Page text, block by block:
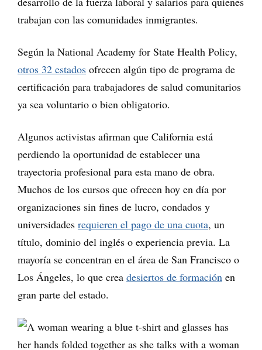
trabajan con las comunidades inmigrantes.
Según la National Academy for State Health Policy,
otros 32 estados ofrecen algún tipo de programa de
certificación para trabajadores de salud comunitarios
ya sea voluntario o bien obligatorio.
Algunos activistas afirman que California está
perdiendo la oportunidad de establecer una
trayectoria profesional para esta mano de obra.
Muchos de los cursos que ofrecen hoy en día por
organizaciones sin fines de lucro, condados y
universidades requieren el pago de una cuota, un
título, dominio del inglés o experiencia previa. La
mayoría se concentran en el área de San Francisco o
Los Ángeles, lo que crea desiertos de formación en
gran parte del estado.